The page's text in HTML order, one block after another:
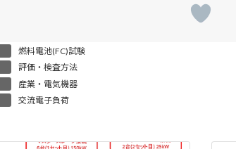
燃料電池(FC)試験
評価・検査方法
産業・電気機器
交流電子負荷